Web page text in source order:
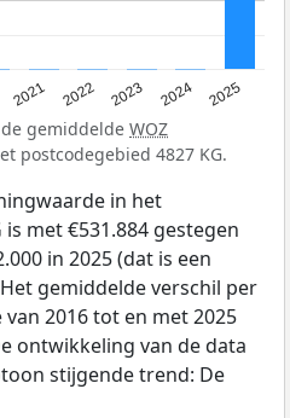
2021 2022 2023 2024 2025
gemiddelde WOZ
postcodegebied 4827 KG.
in het
met €531.884 gestegen
in 2025 (dat is een
gemiddelde verschil per
2016 tot en met 2025
ontwikkeling van de data
stijgende trend: De